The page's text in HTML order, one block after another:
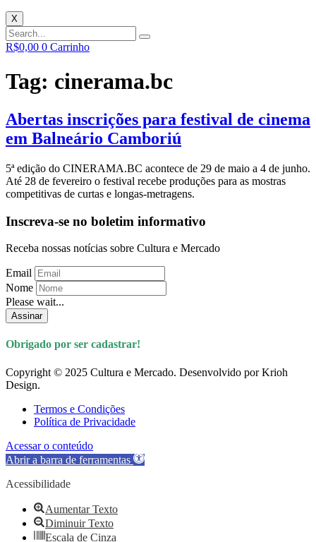
X
R$0,00 0 Carrinho
Tag: cinerama.bc
Abertas inscrições para festival de cinema
em Balneário Camboriú
5ª edição do CINERAMA.BC acontece de 29 de maio a 4 de junho.
Até 28 de fevereiro o festival recebe produções para as mostras
competitivas de curtas e longas-metragens.
Inscreva-se no boletim informativo
Receba nossas notícias sobre Cultura e Mercado
Email
Nome
Please wait...
Assinar
Obrigado por ser cadastrar!
Copyright © 2025 Cultura e Mercado. Desenvolvido por Krioh
Design.
Termos e Condições
Política de Privacidade
Acessar o conteúdo
Abrir a barra de ferramentas
Acessibilidade
Aumentar Texto
Diminuir Texto
Escala de Cinza